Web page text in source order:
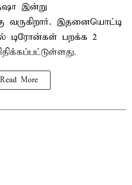
இன்று
வருகிறார். இதனையொட்டி
டிரோன்கள் பறக்க 2
Read More